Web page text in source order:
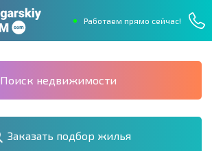
Работаем прямо сейчас!
Поиск недвижимости
Заказать подбор жилья